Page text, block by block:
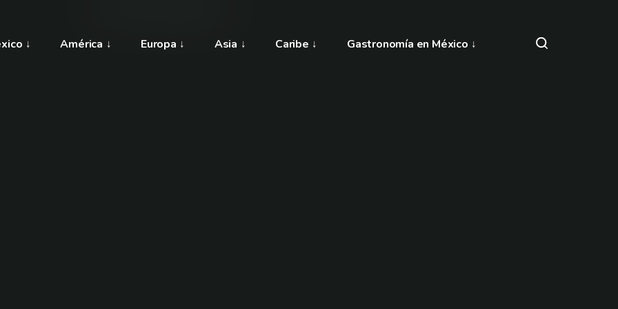
América Europa Asia Caribe Gastronomía en México